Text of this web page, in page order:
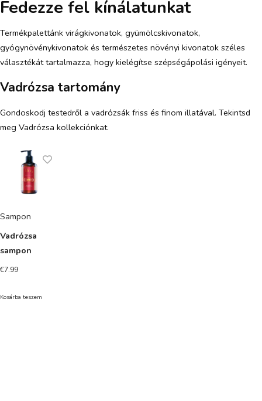
Fedezze fel kínálatunkat
Termékpalettánk virágkivonatok, gyümölcskivonatok,
gyógynövénykivonatok és természetes növényi kivonatok széles
választékát tartalmazza, hogy kielégítse szépségápolási igényeit.
Vadrózsa tartomány
Gondoskodj testedről a vadrózsák friss és finom illatával. Tekintsd
meg Vadrózsa kollekciónkat.
Sampon
Vadrózsa
sampon
€7.99
Kosárba teszem